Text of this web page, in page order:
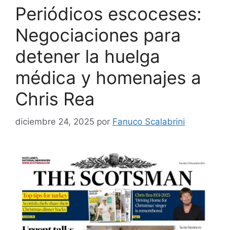
Periódicos escoceses:
Negociaciones para
detener la huelga
médica y homenajes a
Chris Rea
diciembre 24, 2025 por Fanuco Scalabrini